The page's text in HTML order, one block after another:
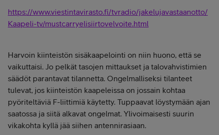
https://www.viestintavirasto.fi/tvradio/jakelujavastaanotto/
Kaapeli-tv/mustcarryelisiirtovelvoite.html
Harvoin kiinteistön sisäkaapelointi on niin huono, että se
vaikuttaisi. Jo pelkät tasojen mittaukset ja talovahvistimien
säädöt parantavat tilannetta. Ongelmalliseksi tilanteet
tulevat, jos kiinteistön kaapeleissa on jossain kohtaa
pyöriteltäviä F-liittimiä käytetty. Tuppaavat löystymään ajan
saatossa ja siitä alkavat ongelmat. Ylivoimaisesti suurin
vikakohta kyllä jää siihen antennirasiaan.